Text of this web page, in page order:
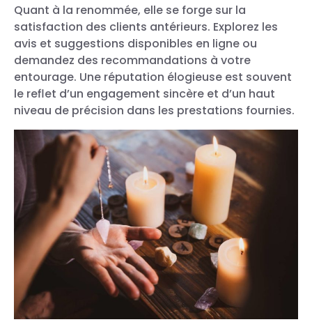
Quant à la renommée, elle se forge sur la
satisfaction des clients antérieurs. Explorez les
avis et suggestions disponibles en ligne ou
demandez des recommandations à votre
entourage. Une réputation élogieuse est souvent
le reflet d’un engagement sincère et d’un haut
niveau de précision dans les prestations fournies.